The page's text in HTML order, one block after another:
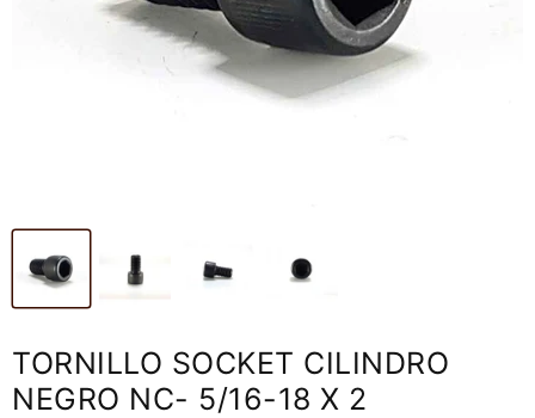
TORNILLO SOCKET CILINDRO
NEGRO NC- 5/16-18 X 2